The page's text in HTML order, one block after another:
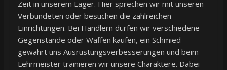
Zeit in unserem Lager. Hier sprechen wir mit unseren
Verbündeten oder besuchen die zahlreichen
Einrichtungen. Bei Händlern dürfen wir verschiedene
Gegenstände oder Waffen kaufen, ein Schmied
gewährt uns Ausrüstungsverbesserungen und beim
Lehrmeister trainieren wir unsere Charaktere. Dabei